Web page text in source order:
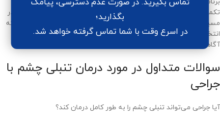
تکمیلی ضروری است. به عبارت دیگر، جراحی می‌تواند گامی مؤثر و لازم در
مسیر درمان تنبلی چشم باشد، اما موفقیت واقعی زمانی حاصل می‌شود که
انتخاب بیمار، زمان عمل، روش جراحی و برنامه پیگیری همگی هماهنگ و
آگاهانه باشند.
سوالات متداول در مورد درمان تنبلی چشم با
جراحی
آیا جراحی می‌تواند تنبلی چشم را به طور کامل درمان کند؟
تماس بگیرید. در صورت عدم دسترسی، پیامک
بگذارید؛
در اسرع وقت با شما تماس گرفته خواهد شد.